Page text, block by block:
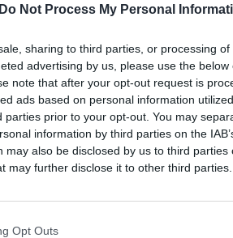
Do Not Process My Personal
sharing to third parties, or processing
advertising by us, please use the
note that after your opt-out request is
ads based on personal information
parties prior to your opt-out. You may
information by third parties on the
may also be disclosed by us to third parties
may further disclose it to other third parties.
Opt Outs